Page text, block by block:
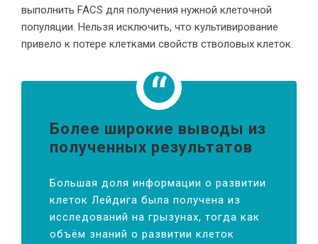
выполнить FACS для получения нужной клеточной
популяции. Нельзя исключить, что культивирование
привело к потере клетками свойств стволовых клеток.
Более широкие выводы из
полученных результатов
Большая доля информации о развитии
клеток Лейдига была получена из
исследований на грызунах, тогда как
объём знаний о развитии клеток